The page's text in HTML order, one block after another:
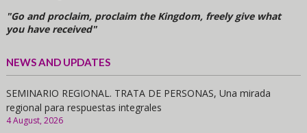
"Go and proclaim, proclaim the Kingdom, freely give what
you have received"
NEWS AND UPDATES
SEMINARIO REGIONAL. TRATA DE PERSONAS, Una mirada
regional para respuestas integrales
4 August, 2026